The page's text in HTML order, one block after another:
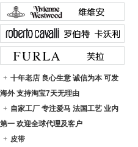
+ 十年老店 良心生意 诚信为本 可发
海外 支持淘宝7天无理由
+ 自家工厂 专注爱马 法国工艺 业内
第一 欢迎全球代理及客户
+ 皮带